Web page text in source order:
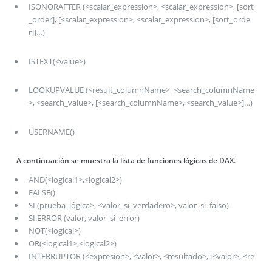
ISONORAFTER (<scalar_expression>, <scalar_expression>, [sort
_order], [<scalar_expression>, <scalar_expression>, [sort_orde
r]]…)
ISTEXT(<value>)
LOOKUPVALUE (<result_columnName>, <search_columnName
>, <search_value>, [<search_columnName>, <search_value>]…)
USERNAME()
A continuación se muestra la lista de funciones lógicas de DAX.
AND(<logical1>,<logical2>)
FALSE()
SI (prueba_lógica>, <valor_si_verdadero>, valor_si_falso)
SI.ERROR (valor, valor_si_error)
NOT(<logical>)
OR(<logical1>,<logical2>)
INTERRUPTOR (<expresión>, <valor>, <resultado>, [<valor>, <re